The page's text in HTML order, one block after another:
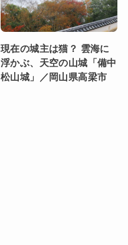
現在の城主は猫？ 雲海に
浮かぶ、天空の山城「備中
松山城」／岡山県高梁市